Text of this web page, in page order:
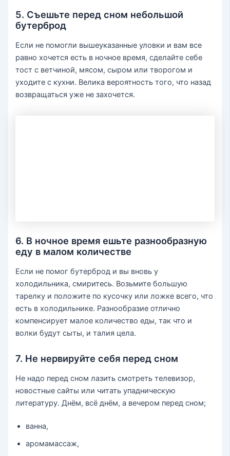
5. Съешьте перед сном небольшой
бутерброд
Если не помогли вышеуказанные уловки и вам все
равно хочется есть в ночное время, сделайте себе
тост с ветчиной, мясом, сыром или творогом и
уходите с кухни. Велика вероятность того, что назад
возвращаться уже не захочется.
6. В ночное время ешьте разнообразную
еду в малом количестве
Если не помог бутерброд и вы вновь у
холодильника, смиритесь. Возьмите большую
тарелку и положите по кусочку или ложке всего, что
есть в холодильнике. Разнообразие отлично
компенсирует малое количество еды, так что и
волки будут сыты, и талия цела.
7. Не нервируйте себя перед сном
Не надо перед сном лазить смотреть телевизор,
новостные сайты или читать упадническую
литературу. Днём, всё днём, а вечером перед сном;
ванна,
аромамассаж,